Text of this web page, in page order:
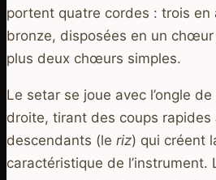
portent quatre cordes : trois en
bronze, disposées en un
plus deux chœurs simples.
Le setar se joue avec l’ongle
droite, tirant des coups
descendants (le riz) qui créent
caractéristique de l’instrument.